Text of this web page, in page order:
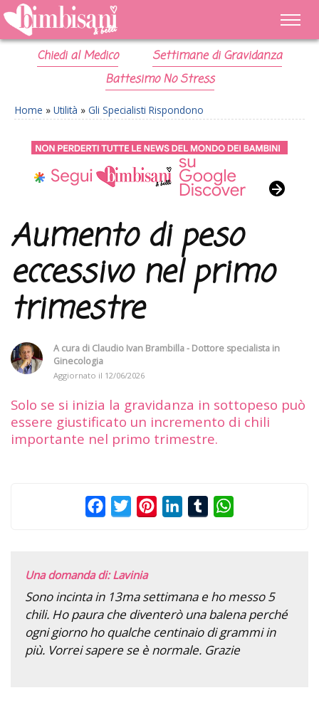
Chiedi al Medico
Settimane di Gravidanza
Battesimo No Stress
Home » Utilità » Gli Specialisti Rispondono
Aumento di peso
eccessivo nel primo
trimestre
A cura di Claudio Ivan Brambilla - Dottore specialista in
Ginecologia
Aggiornato il 12/06/2026
Solo se si inizia la gravidanza in sottopeso può
essere giustificato un incremento di chili
importante nel primo trimestre.
FacebookTwitterPinterestLinkedInTumblr
Una domanda di: Lavinia
Sono incinta in 13ma settimana e ho messo 5
chili. Ho paura che diventerò una balena perché
ogni giorno ho qualche centinaio di grammi in
più. Vorrei sapere se è normale. Grazie